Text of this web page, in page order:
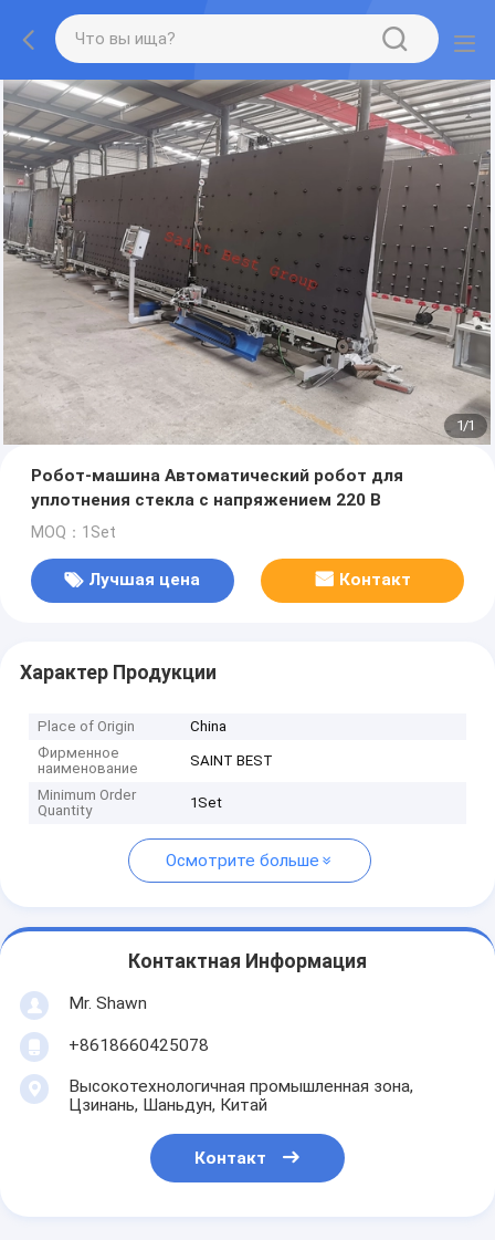
1/1
Робот-машина Автоматический робот для
уплотнения стекла с напряжением 220 В
MOQ：1Set
Лучшая цена Контакт
Характер Продукции
Place of Origin
China
Фирменное
наименование
SAINT BEST
Minimum Order
Quantity
1Set
Осмотрите больше
Контактная Информация
Mr. Shawn
+8618660425078
Высокотехнологичная промышленная зона,
Цзинань, Шаньдун, Китай
Контакт